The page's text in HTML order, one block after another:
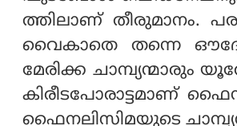
ത്തിലാണ് തീരുമാനം.
വൈകാതെ തന്നെ
മേരിക്ക ചാമ്പ്യന്മാരും
കിരീടപോരാട്ടമാണ്
ഫൈനലിസിമയുടെ